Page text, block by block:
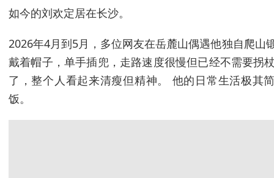
如今的刘欢定居在长沙。
2026年4月到5月，多位网友在岳麓山偶遇他独自爬山
戴着帽子，单手插兜，走路速度很慢但已经不需要拐
了，整个人看起来清瘦但精神。 他的日常生活极其
饭。